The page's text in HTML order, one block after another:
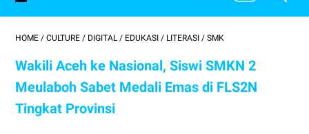
HOME / CULTURE / DIGITAL / EDUKASI / LITERASI / SMK
Wakili Aceh ke Nasional, Siswi SMKN 2
Meulaboh Sabet Medali Emas di FLS2N
Tingkat Provinsi